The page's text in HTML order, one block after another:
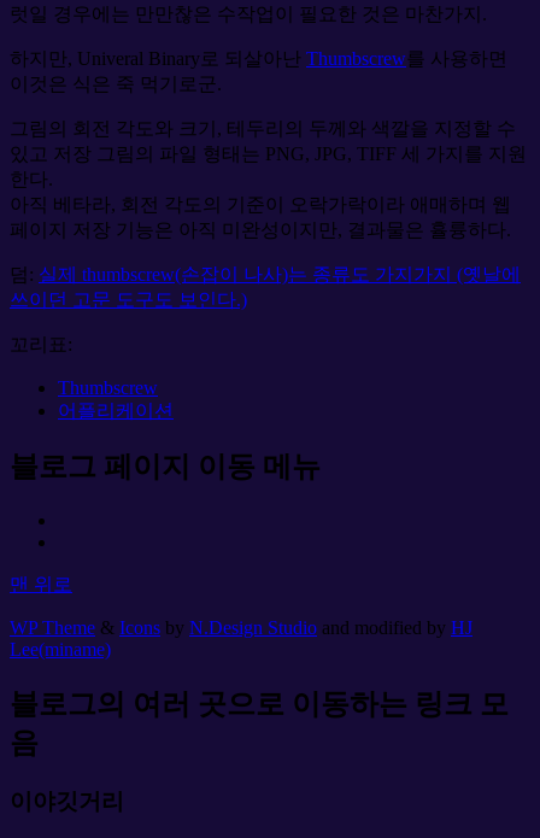
럿일 경우에는 만만찮은 수작업이 필요한 것은 마찬가지.
하지만, Univeral Binary로 되살아난 Thumbscrew를 사용하면
이것은 식은 죽 먹기로군.
그림의 회전 각도와 크기, 테두리의 두께와 색깔을 지정할 수
있고 저장 그림의 파일 형태는 PNG, JPG, TIFF 세 가지를 지원
한다.
아직 베타라, 회전 각도의 기준이 오락가락이라 애매하며 웹
페이지 저장 기능은 아직 미완성이지만, 결과물은 휼륭하다.
덤: 실제 thumbscrew(손잡이 나사)는 종류도 가지가지 (옛날에
쓰이던 고문 도구도 보인다.)
꼬리표:
Thumbscrew
어플리케이션
블로그 페이지 이동 메뉴
맨 위로
WP Theme & Icons by N.Design Studio and modified by HJ
Lee(miname)
블로그의 여러 곳으로 이동하는 링크 모
음
이야깃거리